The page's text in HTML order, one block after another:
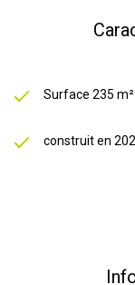
Surface 235 m²
construit en